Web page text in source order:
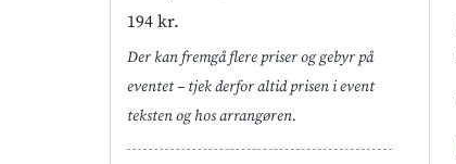
194 kr.
Der kan fremgå flere priser og gebyr på
eventet – tjek derfor altid prisen i event
teksten og hos arrangøren.